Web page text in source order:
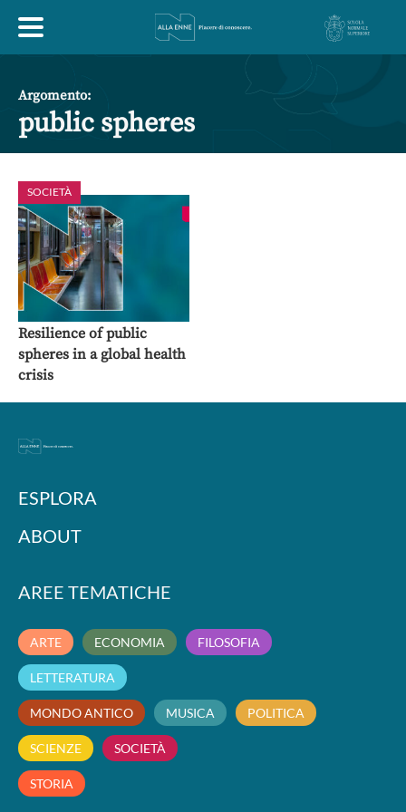
ESPLORA
ABOUT
ARTE
LETTERATURA MONDO ANTICO
POLITICA SCIENZE
Argomento:
public spheres
SOCIETÀ
Resilience of public
spheres in a global health
crisis
ESPLORA
ABOUT
AREE TEMATICHE
ARTE ECONOMIA FILOSOFIA
LETTERATURA
MONDO ANTICO MUSICA POLITICA
SCIENZE SOCIETÀ
STORIA